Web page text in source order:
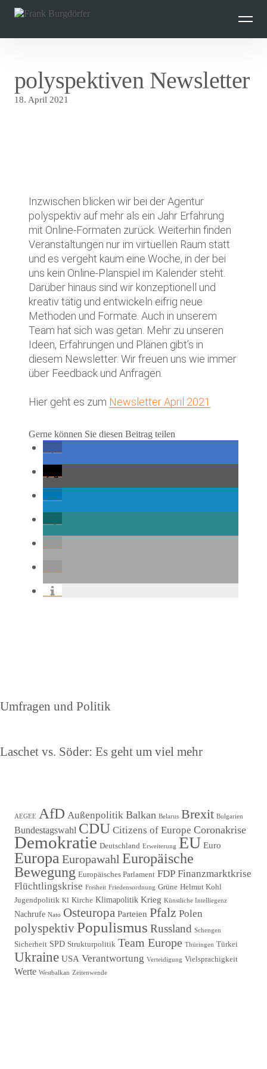
überspringen
polyspektiven Newsletter
18. April 2021
Inzwischen blicken wir bei der Agentur
polyspektiv auf mehr als ein Jahr Erfahrung
mit Online-Formaten zurück. Weiterhin finden
Veranstaltungen nur im virtuellen Raum statt
und es vergeht kaum eine Woche, in der bei
uns kein Online-Planspiel im Kalender steht.
Darüber hinaus sind wir konzeptionell und
kreativ tätig und entwickeln eifrig neue
Methoden und Formate. Auch in unserem
Team hat sich was getan. Mehr zu unseren
Ideen, Erfahrungen und Plänen gibt’s in
diesem Newsletter. Wir freuen uns wie immer
über Feedback und Anfragen.
Hier geht es zum Newsletter April 2021
Gerne können Sie diesen Beitrag teilen
Vorheriger
Umfragen und Politik
Nächster
Laschet vs. Söder: Es geht um viel mehr
AEGEE AfD Außenpolitik Balkan Belarus Brexit Bulgarien
Bundestagswahl CDU Citizens of Europe Coronakrise
Demokratie Deutschland Erweiterung EU Euro
Europa Europawahl Europäische
Bewegung Europäisches Parlament FDP Finanzmarktkrise
Flüchtlingskrise Freiheit Friedensordnung Grüne Helmut Kohl
Jugendpolitik KI Kirche Klimapolitik Krieg Künstliche Intelliegenz
Nachrufe Nato Osteuropa Parteien Pfalz Polen
polyspektivPopulismus Russland Schengen
Sicherheit SPD Strukturpolitik Team Europe Thüringen Türkei
Ukraine USA Verantwortung Verteidigung Vielsprachigkeit
Werte Westbalkan Zeitenwende